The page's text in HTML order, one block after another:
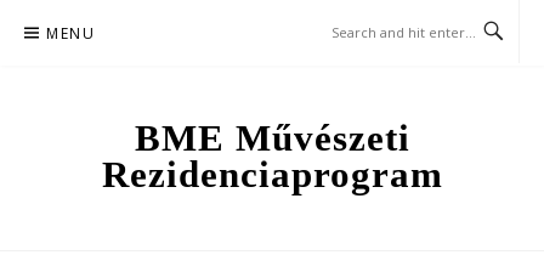
MENU
BME Művészeti
Rezidenciaprogram